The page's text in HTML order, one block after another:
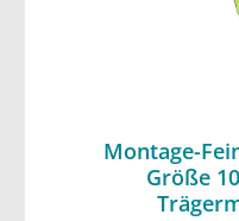
Montage-
Größe